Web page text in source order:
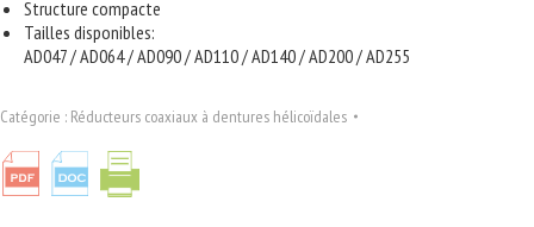
Structure compacte
Tailles disponibles:
AD047 / AD064 / AD090 / AD110 / AD140 / AD200 / AD255
Catégorie : Réducteurs coaxiaux à dentures hélicoïdales